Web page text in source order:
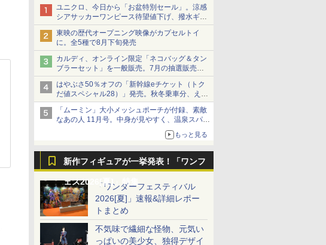
ユニクロ、今日から「お盆特別セール」。涼感
シアサッカーワンピース待望値下げ、撥水ギア
ショーツは1990円に
東映の歴代オープニング映像がカプセルトイ
に。全5種で8月下旬発売
カルディ、オンライン限定「ネコバッグ＆タン
ブラーセット」を一般販売。7月の抽選販売の
当選無効分
はやぶさ50％オフの「新幹線eチケット（トク
だ値スペシャル28）」発売。秋冬乗車分、えき
ねっと限定
「ムーミン」大小メッシュポーチが付録、素敵
なあの人 11月号。中身が見やすく、温泉スパに
もっと見る
新作フィギュアが一挙発表！「ワンフ
ェス2026[夏]」特集「ワンダーフェスティバル
2026[夏]」速報&詳細レポー
トまとめ
不気味で繊細な怪物、元気い
っぱいの美少女、独得デザイ